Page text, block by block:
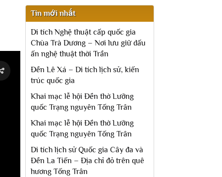
Tin mới nhất
Di tích Nghệ thuật cấp quốc gia
Chùa Trà Dương – Nơi lưu giữ dấu
ấn nghệ thuật thời Trần
Đền Lê Xá – Di tích lịch sử, kiến
trúc quốc gia
Khai mạc lễ hội Đền thờ Lưỡng
quốc Trạng nguyên Tống Trân
Khai mạc lễ hội Đền thờ Lưỡng
quốc Trạng nguyên Tống Trân
Di tích lịch sử Quốc gia Cây đa và
Đền La Tiến – Địa chỉ đỏ trên quê
hương Tống Trân